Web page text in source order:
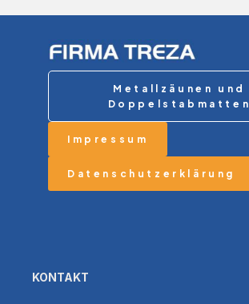
Metallzäunen und
Doppelstabmatten
Impressum
Datenschutzerklärung
KONTAKT